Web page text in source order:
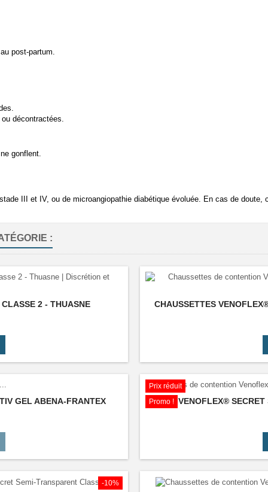
post-partum.
décontractées.
gonflent.
III et IV, ou de microangiopathie diabétique évoluée. En cas de doute,
:
2 - THUASNE CHAUSSETTES
GEL ABENA-FRANTEX
Prix réduit
Promo !
BAS VENOFLEX® SECRET
-10%